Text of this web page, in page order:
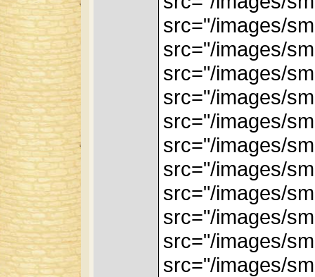
src="/images/
src="/images/
src="/images/
src="/images/
src="/images/
src="/images/
src="/images/
src="/images/
src="/images/
src="/images/
src="/images/